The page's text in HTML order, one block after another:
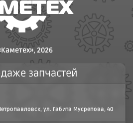
2026
запчастей
ул. Габита Мусрепова, 40